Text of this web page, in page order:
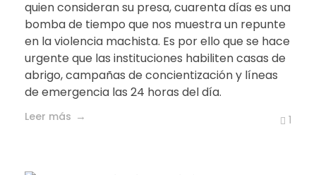
quien consideran su presa, cuarenta días es una
bomba de tiempo que nos muestra un repunte
en la violencia machista. Es por ello que se hace
urgente que las instituciones habiliten casas de
abrigo, campañas de concientización y líneas
de emergencia las 24 horas del día.
Leer más 1